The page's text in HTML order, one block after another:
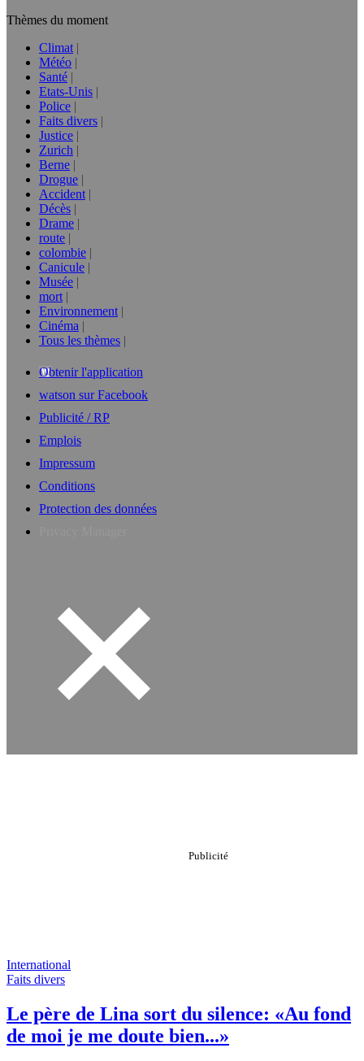
Thèmes du moment
Climat
Météo
Santé
Etats-Unis
Police
Faits divers
Justice
Zurich
Berne
Drogue
Accident
Décès
Drame
route
colombie
Canicule
Musée
mort
Environnement
Cinéma
Tous les thèmes
Obtenir l'application
watson sur Facebook
Publicité / RP
Emplois
Impressum
Conditions
Protection des données
International
Faits divers
Le père de Lina sort du silence: «Au fond
de moi je me doute bien...»